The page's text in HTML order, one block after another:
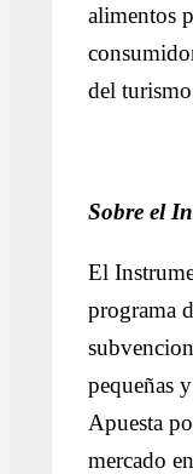
alimentos
del
Sobre el
El
programa
pequeñas
Apuesta
mercado